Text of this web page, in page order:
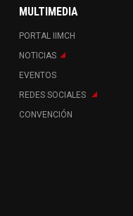
MULTIMEDIA
PORTAL IIMCH
NOTICIAS
EVENTOS
REDES SOCIALES
CONVENCIÓN